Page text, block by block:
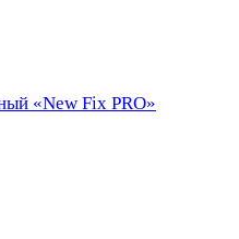
«New Fix PRO»